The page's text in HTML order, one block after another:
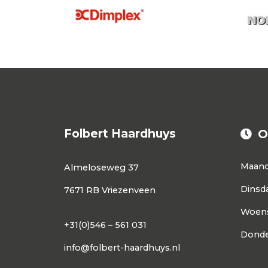
Folbert Haardhuys
Almeloseweg 37
7671 RB Vriezenveen
+31(0)546 – 561 031
info@folbert-haardhuys.nl